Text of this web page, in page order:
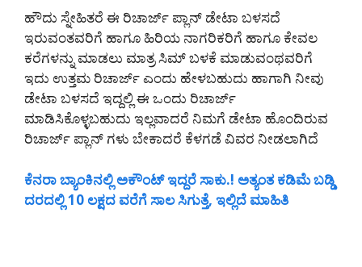
ಹೌದು ಸ್ನೇಹಿತರೆ ಈ ರಿಚಾರ್ಜ್ ಪ್ಲಾನ್ ಡೇಟಾ ಬಳಸದೆ
ಇರುವಂತವರಿಗೆ ಹಾಗೂ ಹಿರಿಯ ನಾಗರಿಕರಿಗೆ ಹಾಗೂ ಕೇವಲ
ಕರೆಗಳನ್ನು ಮಾಡಲು ಮಾತ್ರ ಸಿಮ್ ಬಳಕೆ ಮಾಡುವಂಥವರಿಗೆ
ಇದು ಉತ್ತಮ ರಿಚಾರ್ಜ್ ಎಂದು ಹೇಳಬಹುದು ಹಾಗಾಗಿ ನೀವು
ಡೇಟಾ ಬಳಸದೆ ಇದ್ದಲ್ಲಿ ಈ ಒಂದು ರಿಚಾರ್ಜ್
ಮಾಡಿಸಿಕೊಳ್ಳಬಹುದು ಇಲ್ಲವಾದರೆ ನಿಮಗೆ ಡೇಟಾ ಹೊಂದಿರುವ
ರಿಚಾರ್ಜ್ ಪ್ಲಾನ್ ಗಳು ಬೇಕಾದರೆ ಕೆಳಗಡೆ ವಿವರ ನೀಡಲಾಗಿದೆ
ಕೆನರಾ ಬ್ಯಾಂಕಿನಲ್ಲಿ ಅಕೌಂಟ್ ಇದ್ದರೆ ಸಾಕು.! ಅತ್ಯಂತ ಕಡಿಮೆ ಬಡ್ಡಿ
ದರದಲ್ಲಿ 10 ಲಕ್ಷದ ವರೆಗೆ ಸಾಲ ಸಿಗುತ್ತೆ, ಇಲ್ಲಿದೆ ಮಾಹಿತಿ